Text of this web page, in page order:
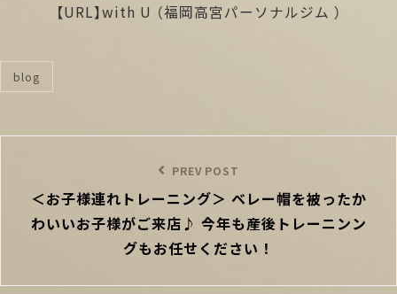
【URL】with U （福岡高宮パーソナルジム ）
categories
blog
ョ
Post
PREV POST
＜お子様連れトレーニング＞ ベレー帽を被ったか
わいいお子様がご来店♪ 今年も産後トレーニンン
グもお任せください！